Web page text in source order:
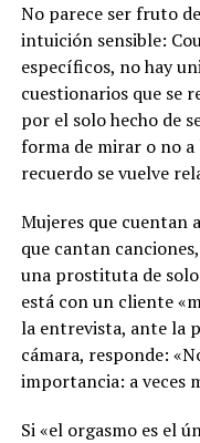
No parece ser fruto
intuición sensible:
específicos, no hay
cuestionarios que se
por el solo hecho de
forma de mirar o no a
recuerdo se vuelve
Mujeres que cuentan
que cantan
una prostituta de solo
está con un cliente
la entrevista, ante la
cámara, responde:
importancia: a veces
Si «el orgasmo es el